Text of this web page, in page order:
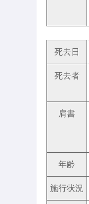
死去日
死去者
肩書
年齢
施行状況